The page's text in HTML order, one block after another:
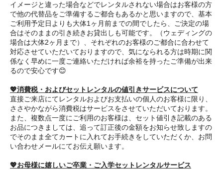
イメージと違った場合などでレンタルされない場合はお客様の方
で他の代替品をご準備するご都合もあるかと思いますので、基本
ご利用予定日よりも大体1ヶ月前までの間でしたら、ご決定の場
合はそのままの引き続きお貸出しも可能です。（ウェディングの
場合は大体2ヶ月まで）、それぞれのお客様のご都合に合わせて
対応させていただいておりますので、気になられる方は時期に関
係なく早めに一度ご連絡いただければ余裕を持ったご準備が出来
るので安心です😊
💖消費税・およびセットレンタルの値引きサービスについて
直接ご来店にてレンタルおよびお支払いの個人のお客様に限り、
ささやかながら消費税はサービスをさせていただいております。
また、複数点一度にご利用のお客様は、セット値引き記載のある
お品につきましては、追って訂正後の金額をお知らせ致しますの
でそのまま全てカートに入れてお手続きをしていただくか、お問
い合わせメールにてお伝え願います。
💖お母様に嬉しいご卒業・ご入学セットレンタルサービス